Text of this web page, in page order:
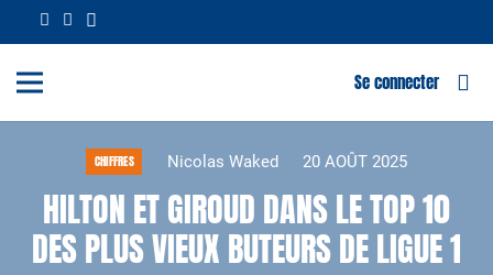
Se connecter
CHIFFRES Nicolas Waked 20 AOÛT 2025
HILTON ET GIROUD DANS LE TOP 10
DES PLUS VIEUX BUTEURS DE LIGUE 1